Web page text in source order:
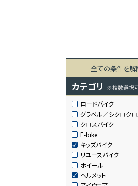
全ての条件を解
カテゴリ ※複数選択
ロードバイク
グラベル／シクロク
クロスバイク
E-bike
キッズバイク
リユースバイク
ホイール
ヘルメット